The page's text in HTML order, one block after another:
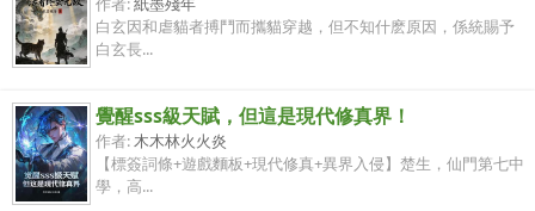
白玄因和虐貓者搏鬥而攜貓穿越，但不知什麽原因，係統賜予
白玄長...
覺醒sss級天賦，但這是現代修真界！
作者:木木林火火炎
【標簽詞條+遊戲麵板+現代修真+異界入侵】楚生，仙門第七中
學，高...